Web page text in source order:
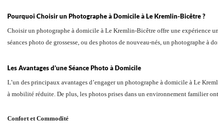
Pourquoi Choisir un Photographe à Domicile à Le Kremlin-Bicêtre ?
Choisir un photographe à domicile à Le Kremlin-Bicêtre offre une expérience
séances photo de grossesse, ou des photos de nouveau-nés, un photographe
Les Avantages d’une Séance Photo à Domicile
L’un des principaux avantages d’engager un photographe à domicile à Le
à mobilité réduite. De plus, les photos prises dans un environnement familier
Confort et Commodité